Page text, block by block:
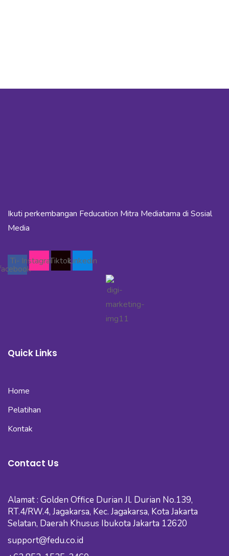
Ikuti perkembangan Feducation Mitra Mediatama di Sosial
Media
Ti- InstagramTiktokLinkedin
Quick Links
Home
Pelatihan
Kontak
Contact Us
Alamat : Golden Office Durian Jl. Durian No.139,
RT.4/RW.4, Jagakarsa, Kec. Jagakarsa, Kota Jakarta
Selatan, Daerah Khusus Ibukota Jakarta 12620
support@fedu.co.id